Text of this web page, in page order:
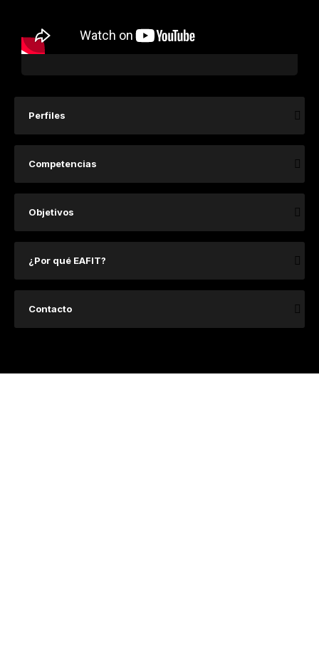
Perfiles
Competencias
​Objetivos
¿Por qué EAFIT?
Contacto